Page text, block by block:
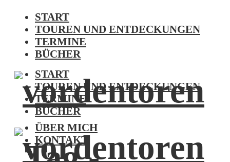
START
TOUREN UND ENTDECKUNGEN
TERMINE
BÜCHER
ÜBER MICH
KONTAKT
START
TOUREN UND ENTDECKUNGEN
TERMINE
BÜCHER